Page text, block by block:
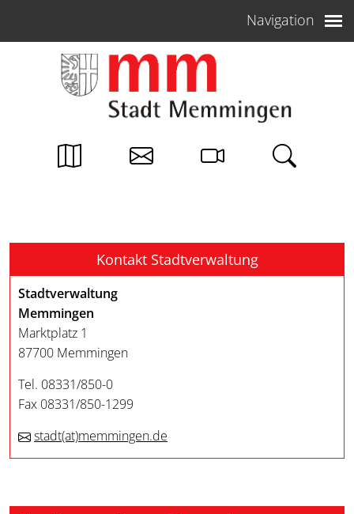
Navigation
Kontakt Stadtverwaltung
Stadtverwaltung
Memmingen
Marktplatz 1
87700 Memmingen
Tel. 08331/850-0
Fax 08331/850-1299
stadt(at)memmingen.de